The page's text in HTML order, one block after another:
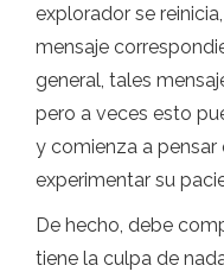
explorador se
mensaje
general, tales
pero a veces esto
y comienza a
experimentar su
De hecho, debe
tiene la culpa de